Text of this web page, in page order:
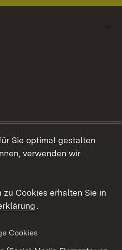
Benutzungshinweise
Sie optimal gestalten
verwenden wir
Cookies erhalten Sie in
.
Cookies